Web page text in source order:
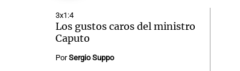
3x1:4
Los gustos caros del ministro
Caputo
PorSergio Suppo